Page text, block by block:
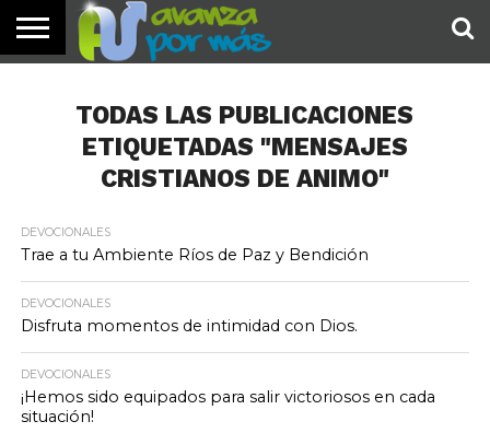
DE HOY
NOSOTROS
TODAS LAS PUBLICACIONES
ETIQUETADAS "MENSAJES
CRISTIANOS DE ANIMO"
DEVOCIONALES
Trae a tu Ambiente Ríos de Paz y Bendición
DEVOCIONALES
Disfruta momentos de intimidad con Dios.
DEVOCIONALES
¡Hemos sido equipados para salir victoriosos en cada
situación!